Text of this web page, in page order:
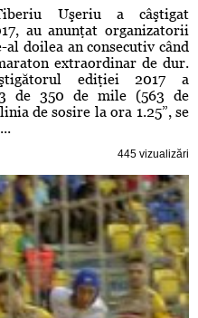
Uşeriu a câştigat
au anunţat organizatorii
doilea an consecutiv când
extraordinar de dur.
ediţiei 2017 a
de 350 de mile (563 de
de sosire la ora 1.25”, se
445 vizualizări